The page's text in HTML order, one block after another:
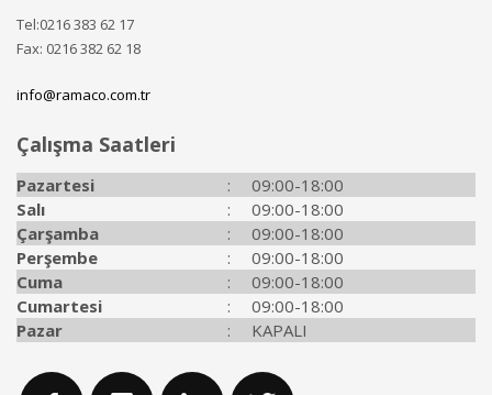
Tel:0216 383 62 17
Fax: 0216 382 62 18
info@ramaco.com.tr
Çalışma Saatleri
Pazartesi :
09:00-18:00
Salı
:
09:00-18:00
Çarşamba
:
09:00-18:00
Perşembe
:
09:00-18:00
Cuma
:
09:00-18:00
Cumartesi
:
09:00-18:00
Pazar
: KAPALI